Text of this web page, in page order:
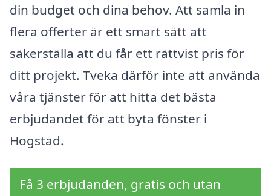
din budget och dina behov. Att samla in
flera offerter är ett smart sätt att
säkerställa att du får ett rättvist pris för
ditt projekt. Tveka därför inte att använda
våra tjänster för att hitta det bästa
erbjudandet för att byta fönster i
Hogstad.
Få 3 erbjudanden, gratis och utan